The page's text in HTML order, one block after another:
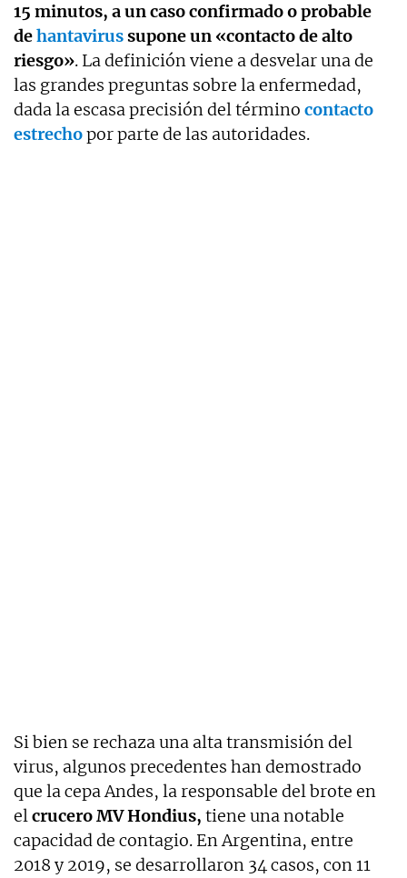
15 minutos, a un caso confirmado o probable
dehantavirussupone un «contacto de alto
riesgo». La definición viene a desvelar una de
las grandes preguntas sobre la enfermedad,
dada la escasa precisión del término contacto
estrechopor parte de las autoridades.
Si bien se rechaza una alta transmisión del
virus, algunos precedentes han demostrado
que la cepa Andes, la responsable del brote en
elcrucero MV Hondius, tiene una notable
capacidad de contagio. En Argentina, entre
2018 y 2019, se desarrollaron 34 casos, con 11